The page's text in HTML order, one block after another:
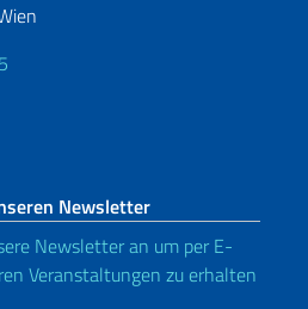
Newsletter
Newsletter an um per E-
Veranstaltungen zu erhalten